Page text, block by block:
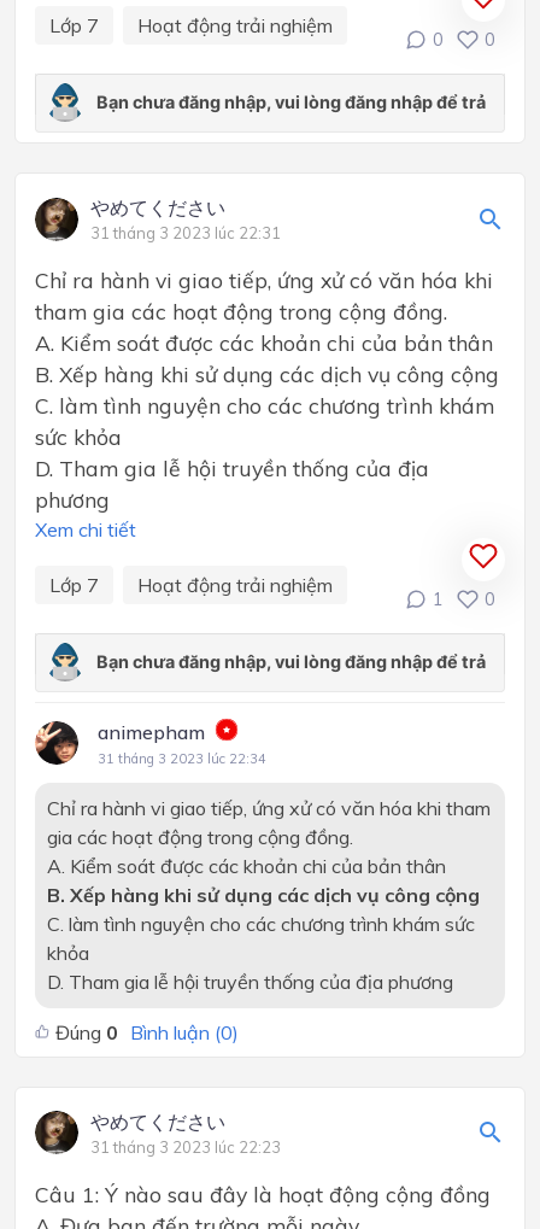
Lớp 7 Hoạt động trải nghiệm
0 0
やめてください
31 tháng 3 2023 lúc 22:31
Chỉ ra hành vi giao tiếp, ứng xử có văn hóa khi
tham gia các hoạt động trong cộng đồng.
A. Kiểm soát được các khoản chi của bản thân
B. Xếp hàng khi sử dụng các dịch vụ công cộng
C. làm tình nguyện cho các chương trình khám
sức khỏa
D. Tham gia lễ hội truyền thống của địa
phương
Xem chi tiết
Lớp 7 Hoạt động trải nghiệm
1 0
animepham
31 tháng 3 2023 lúc 22:34
Chỉ ra hành vi giao tiếp, ứng xử có văn hóa khi tham
gia các hoạt động trong cộng đồng.
A. Kiểm soát được các khoản chi của bản thân
B. Xếp hàng khi sử dụng các dịch vụ công cộng
C. làm tình nguyện cho các chương trình khám sức
khỏa
D. Tham gia lễ hội truyền thống của địa phương
Đúng 0 Bình luận (0)
やめてください
31 tháng 3 2023 lúc 22:23
Câu 1: Ý nào sau đây là hoạt động cộng đồng